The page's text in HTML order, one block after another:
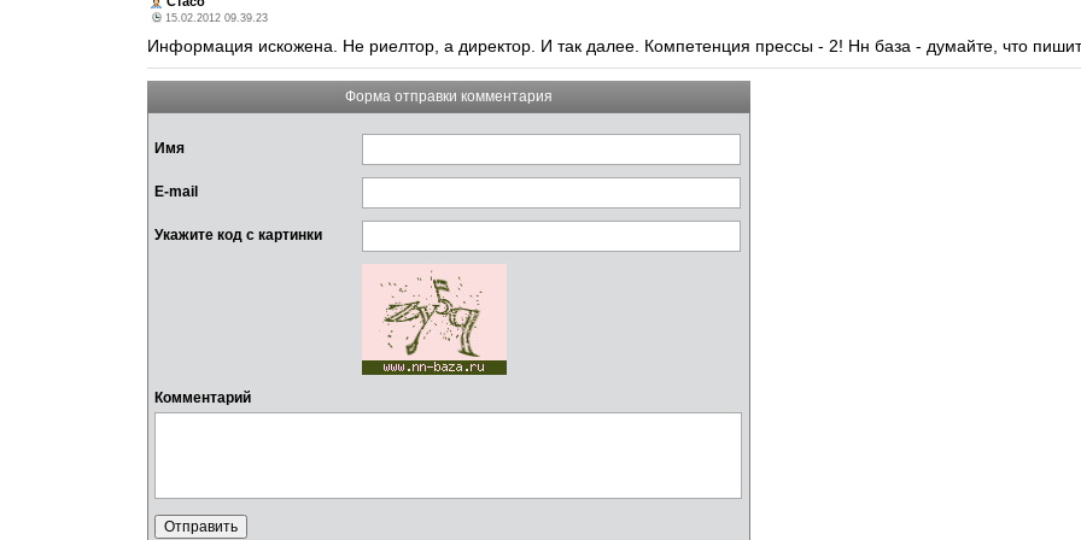
15.02.2012 09.39.23
Информация искожена. Не риелтор, а директор. И так далее. Компетенция прессы - 2! Нн база - думайте, что
Форма отправки комментария
Имя
E-mail
Укажите код с картинки
Комментарий